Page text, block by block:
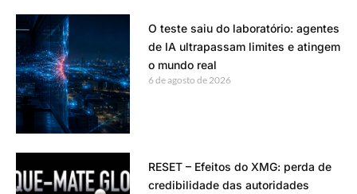
O teste saiu do laboratório: agentes
de IA ultrapassam limites e atingem
o mundo real
6 de agosto de 2026
RESET – Efeitos do XMG: perda de
credibilidade das autoridades